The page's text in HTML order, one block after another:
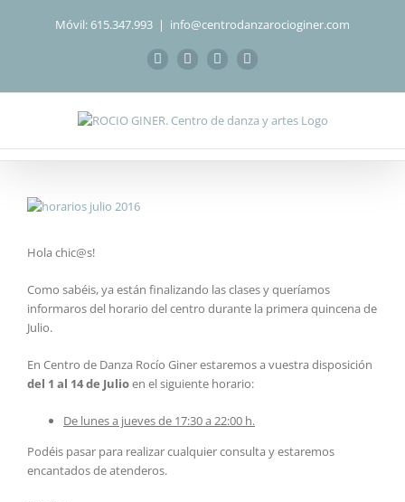
Móvil: 615.347.993 | info@centrodanzarocioginer.com
FacebookInstagramWhatsApp
Correo
Ver
grande
Hola chic@s!
Como sabéis, ya están finalizando las clases y queríamos
informaros del horario del centro durante la primera quincena de
Julio.
En Centro de Danza Rocío Giner estaremos a vuestra disposición
del 1 al 14 de Julioen el siguiente horario:
De lunes a jueves de 17:30 a 22:00 h.
Podéis pasar para realizar cualquier consulta y estaremos
encantados de atenderos.